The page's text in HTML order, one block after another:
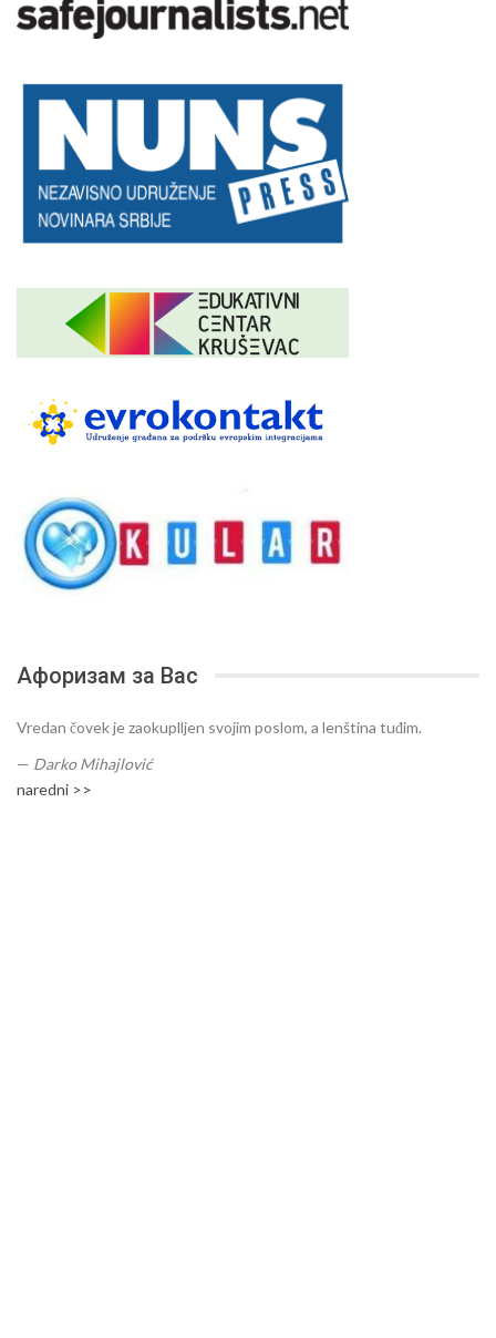
Афоризам за Вас
Vredan čovek je zaokuplljen svojim poslom, a lenština tuđim.
— Darko Mihajlović
naredni >>